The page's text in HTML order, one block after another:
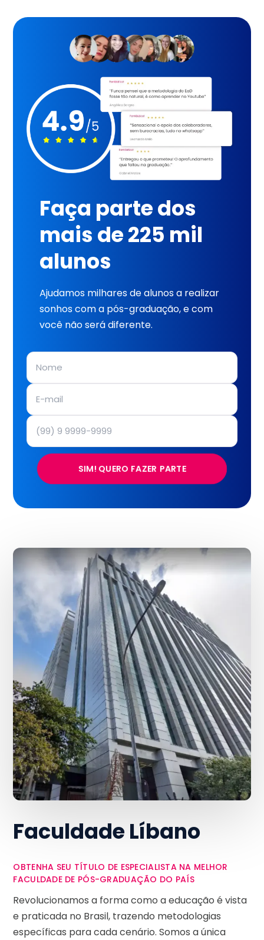
Faça parte dos
mais de 225 mil
alunos
Ajudamos milhares de alunos a realizar
sonhos com a pós-graduação, e com
você não será diferente.
SIM! QUERO FAZER PARTE
Faculdade Líbano
OBTENHA SEU TÍTULO DE ESPECIALISTA NA MELHOR
FACULDADE DE PÓS-GRADUAÇÃO DO PAÍS
Revolucionamos a forma como a educação é vista
e praticada no Brasil, trazendo metodologias
específicas para cada cenário. Somos a única